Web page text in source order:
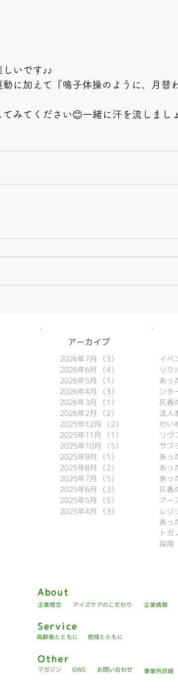
いです♪♪
に加えて『鳴子体操のように、月替
みてください😊一緒に汗を流しまし
​アーカイブ
2026年7月 （3）
2026年6月
（4）
2026年5月
（1）
2026年4月
（3）
2026年3月
（1）
2026年2月
（2）
2025年12月
（2）
2025年11月
（1）
2025年10月
（5）
2025年9月
（1）
2025年8月
（2）
2025年7月
（5）
2025年6月
（3）
2025年5月
（5）
2025年4月
（3）
イベ
リク
あっ
ンタ
仄香
法人
わい
リヴ
サフ
あっ
あっ
仄香
アー
レジ
トガ
採用
About
企業理念 アイズケアのこだわり 企業情報
Service
高齢者とともに 地域とともに
Other
マガジン GWS お問い合わせ 事業所詳細